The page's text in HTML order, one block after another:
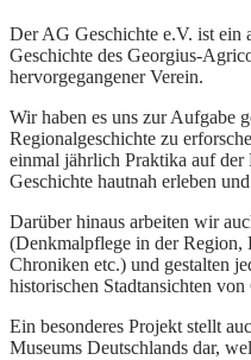
Der AG Geschichte e.V. ist ein
Geschichte des Georgius-
hervorgegangener Verein.
Wir haben es uns zur Aufgabe
Regionalgeschichte zu
einmal jährlich Praktika auf
Geschichte hautnah erleben
Darüber hinaus arbeiten wir
(Denkmalpflege in der Region,
Chroniken etc.) und gestalten
historischen Stadtansichten von
Ein besonderes Projekt stellt
Museums Deutschlands dar,